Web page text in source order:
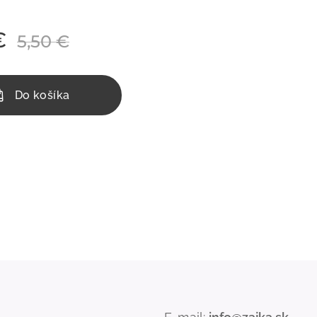
5,50€
Do košíka